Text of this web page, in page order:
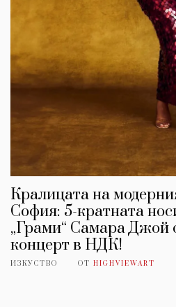
Кралицата на
София: 5-кратната
„Грами“ Самара Джой
концерт в НДК!
ИЗКУСТВО ОТ HIGHVIEWART